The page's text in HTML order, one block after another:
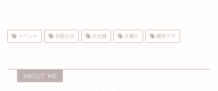
イベント お知らせ 大分県 子育て 県外ママ
ABOUT ME